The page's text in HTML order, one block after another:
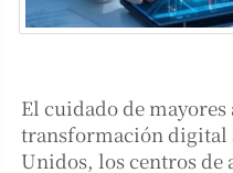
El cuidado de
transformación digital
Unidos, los centros de